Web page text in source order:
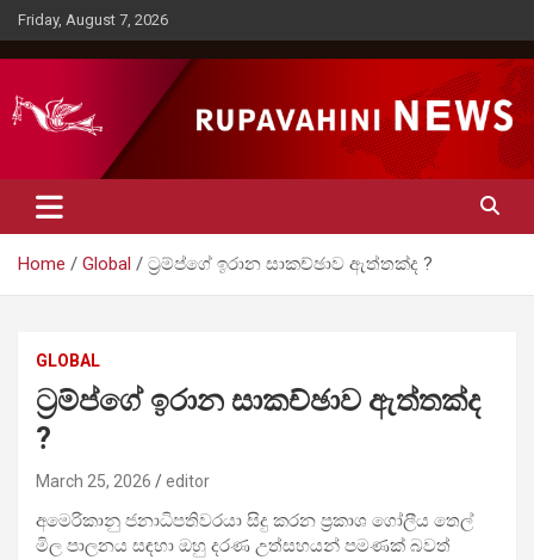
Skip
to
content
Friday, August 7, 2026
Rupavahini News
Home Global ට්‍රම්ප්ගේ ඉරාන සාකච්ඡාව ඇත්තක්ද ?
GLOBAL
ට්‍රම්ප්ගේ ඉරාන සාකච්ඡාව ඇත්තක්ද
?
March 25, 2026 editor
අමෙරිකානු ජනාධිපතිවරයා සිදු කරන ප්‍රකාශ ගෝලීය තෙල්
මිල පාලනය සඳහා ඔහු දරණ උත්සහයන් පමණක් බවත්